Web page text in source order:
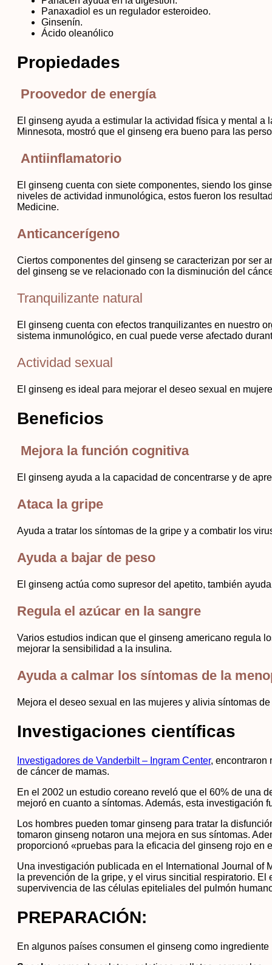
Panaxadiol es un regulador esteroideo.
Ginsenín.
Ácido oleanólico
Propiedades
Proovedor de energía
El ginseng ayuda a estimular la actividad física y mental
Minnesota, mostró que el ginseng era bueno para las
Antiinflamatorio
El ginseng cuenta con siete componentes, siendo los
niveles de actividad inmunológica, estos fueron los
Medicine.
Anticancerígeno
Ciertos componentes del ginseng se caracterizan por ser
del ginseng se ve relacionado con la disminución del
Tranquilizante natural
El ginseng cuenta con efectos tranquilizantes en nuestro
sistema inmunológico, en cual puede verse afectado
Actividad sexual
El ginseng es ideal para mejorar el deseo sexual en
Beneficios
Mejora la función cognitiva
El ginseng ayuda a la capacidad de concentrarse y de
Ataca la gripe
Ayuda a tratar los síntomas de la gripe y a combatir los
Ayuda a bajar de peso
El ginseng actúa como supresor del apetito, también
Regula el azúcar en la sangre
Varios estudios indican que el ginseng americano regula
mejorar la sensibilidad a la insulina.
Ayuda a calmar los síntomas de la
Mejora el deseo sexual en las mujeres y alivia síntomas
Investigaciones científicas
Investigadores de Vanderbilt – Ingram Center, encontraron
de cáncer de mamas.
En el 2002 un estudio coreano reveló que el 60% de una
mejoró en cuanto a síntomas. Además, esta
Los hombres pueden tomar ginseng para tratar la
tomaron ginseng notaron una mejora en sus síntomas.
proporcionó «pruebas para la eficacia del ginseng rojo en
Una investigación publicada en el International Journal
la prevención de la gripe, y el virus sincitial respiratorio.
supervivencia de las células epiteliales del pulmón
PREPARACIÓN:
En algunos países consumen el ginseng como